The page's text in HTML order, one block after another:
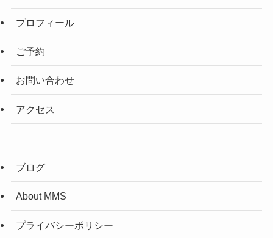
プロフィール
ご予約
お問い合わせ
アクセス
ブログ
About MMS
プライバシーポリシー